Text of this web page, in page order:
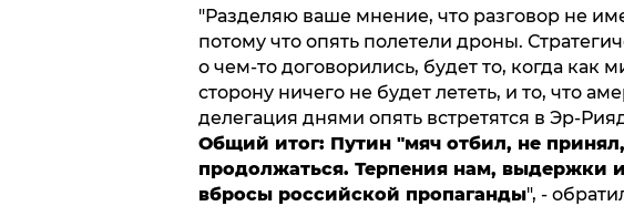
"Разделяю ваше мнение, что разговор не
потому что опять полетели дроны.
о чем-то договорились, будет то, когда
сторону ничего не будет лететь, и то, что
делегация днями опять встретятся в Эр-
Общий итог: Путин "мяч отбил, не
продолжаться. Терпения нам, выдержки и
вбросы российской пропаганды", -